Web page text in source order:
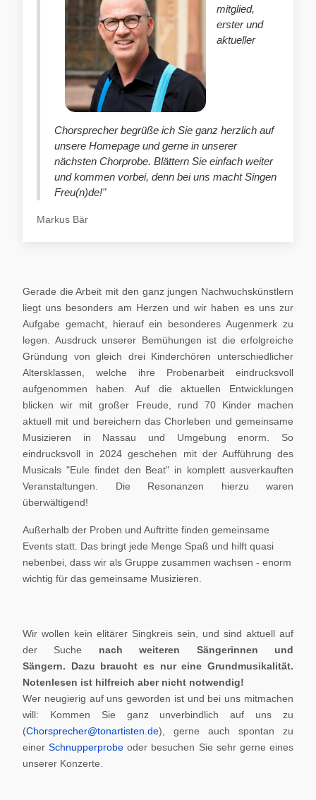
mitglied,
erster und
aktueller
Chorsprecher begrüße ich Sie ganz herzlich auf
unsere Homepage und gerne in unserer
nächsten Chorprobe. Blättern Sie einfach weiter
und kommen vorbei, denn bei uns macht Singen
Freu(n)de!"
Markus Bär
Gerade die Arbeit mit den ganz jungen Nachwuchskünstlern
liegt uns besonders am Herzen und wir haben es uns zur
Aufgabe gemacht, hierauf ein besonderes Augenmerk zu
legen. Ausdruck unserer Bemühungen ist die erfolgreiche
Gründung von gleich drei Kinderchören unterschiedlicher
Altersklassen, welche ihre Probenarbeit eindrucksvoll
aufgenommen haben. Auf die aktuellen Entwicklungen
blicken wir mit großer Freude, rund 70 Kinder machen
aktuell mit und bereichern das Chorleben und gemeinsame
Musizieren in Nassau und Umgebung enorm. So
eindrucksvoll in 2024 geschehen mit der Aufführung des
Musicals "Eule findet den Beat" in komplett ausverkauften
Veranstaltungen. Die Resonanzen hierzu waren
überwältigend!
Außerhalb der Proben und Auftritte finden gemeinsame
Events statt. Das bringt jede Menge Spaß und hilft quasi
nebenbei, dass wir als Gruppe zusammen wachsen - enorm
wichtig für das gemeinsame Musizieren.
Wir wollen kein elitärer Singkreis sein, und sind aktuell auf
der Suche nach weiteren Sängerinnen und
Sängern. Dazu braucht es nur eine Grundmusikalität.
Notenlesen ist hilfreich aber nicht notwendig!
Wer neugierig auf uns geworden ist und bei uns mitmachen
will: Kommen Sie ganz unverbindlich auf uns zu
(Chorsprecher@tonartisten.de), gerne auch spontan zu
einerSchnupperprobe oder besuchen Sie sehr gerne eines
unserer Konzerte.